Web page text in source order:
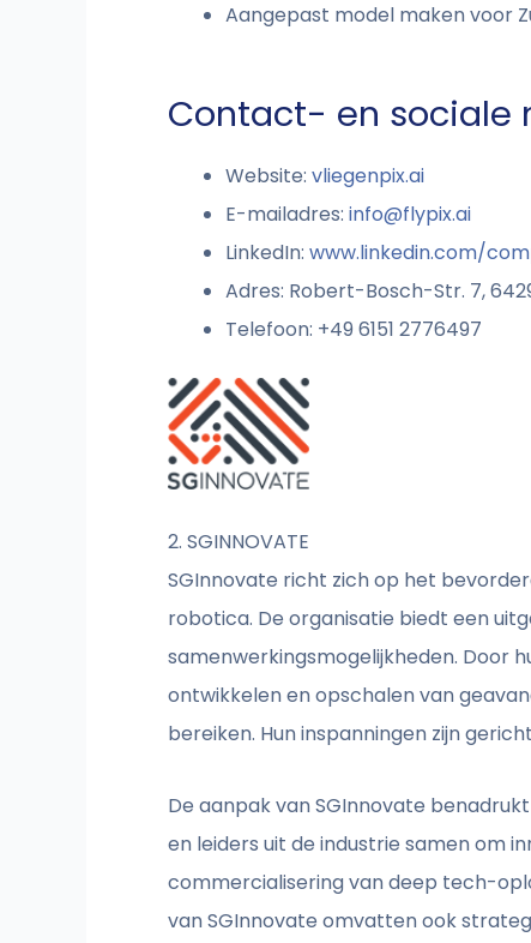
Aangepast model maken voor
Contact- en
Website: vliegenpix.ai
E-mailadres: info@flypix.ai
LinkedIn: www.linkedin.com/
Adres: Robert-Bosch-Str. 7,
Telefoon: +49 6151 2776497
2. SGINNOVATE
SGInnovate richt zich op het
robotica. De organisatie biedt een
samenwerkingsmogelijkheden. Door
ontwikkelen en opschalen van
bereiken. Hun inspanningen zijn
De aanpak van SGInnovate
en leiders uit de industrie samen om
commercialisering van deep tech-
van SGInnovate omvatten ook